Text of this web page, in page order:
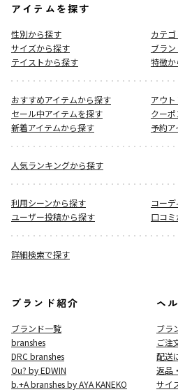
アイテムを探す
性別から探す
カテ
サイズから探す
ブラ
テイストから探す
特徴
おすすめアイテムから探す
アウ
セール中アイテムを探す
クー
新着アイテムから探す
予約
人気ランキングから探す
利用シーンから探す
コー
ユーザー投稿から探す
口コ
詳細検索で探す
ブランド紹介
ブランド一覧
branshes
DRC branshes
Ou? by EDWIN
b.+A branshes by AYA KANEKO
ヘ
ブラ
ご注
配送
返品
サイ